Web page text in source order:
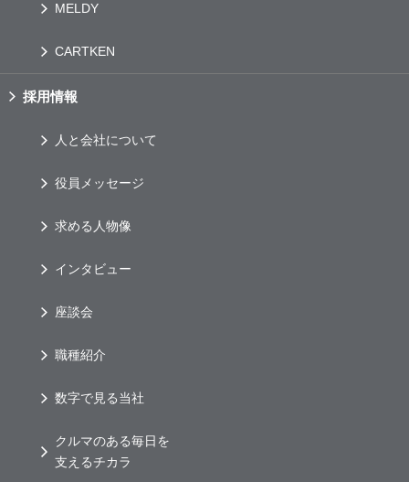
MELDY
CARTKEN
採用情報
人と会社について
役員メッセージ
求める人物像
インタビュー
座談会
職種紹介
数字で見る当社
クルマのある毎日を
支えるチカラ